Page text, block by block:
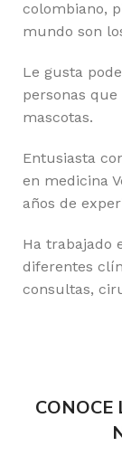
colombiano,
mundo son
Le gusta
personas
mascotas.
Entusiasta
en medicina
años de
Ha trabajado
diferentes
consultas,
CONOCE